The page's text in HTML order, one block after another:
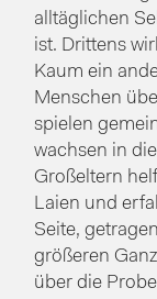
alltäglichen
ist. Drittens
Kaum ein
Menschen
spielen
wachsen in
Großeltern
Laien und
Seite,
größeren
über die